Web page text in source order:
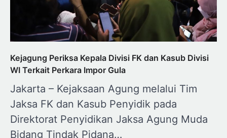
Kejagung Periksa Kepala Divisi FK dan Kasub Divisi
WI Terkait Perkara Impor Gula
Jakarta – Kejaksaan Agung melalui Tim
Jaksa FK dan Kasub Penyidik pada
Direktorat Penyidikan Jaksa Agung Muda
Bidang Tindak Pidana…